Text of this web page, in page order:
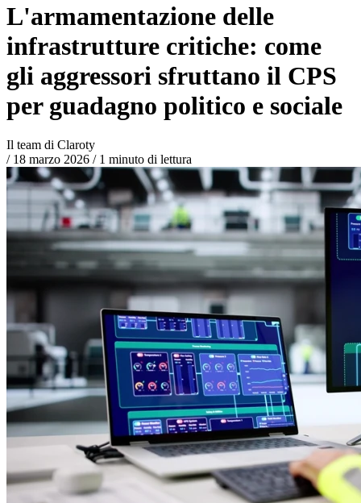
L'armamentazione delle
infrastrutture critiche: come
gli aggressori sfruttano il CPS
per guadagno politico e sociale
Il team di Claroty
/ 18 marzo 2026 /1 minuto di lettura